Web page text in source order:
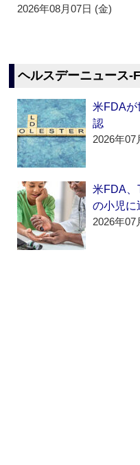
2026年08月07日 (金)
ヘルスデーニュース
米FDAが
認
2026年07
米FDA、
の小児に
2026年07